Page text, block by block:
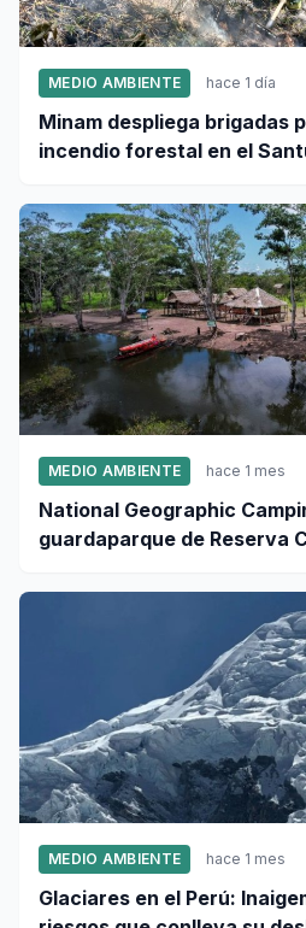
MEDIO AMBIENTE hace 1 día
Minam despliega brigadas
incendio forestal en el
MEDIO AMBIENTE hace 1 mes
National Geographic
guardaparque de Reserva
MEDIO AMBIENTE hace 1 mes
Glaciares en el Perú: